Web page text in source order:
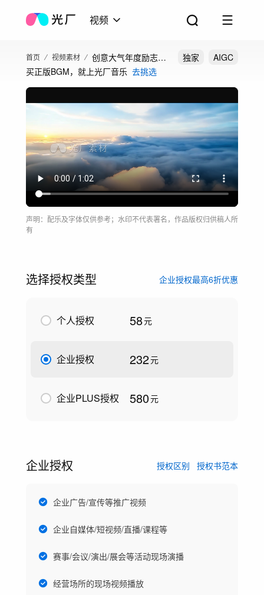
视频
首页 视频素材
创意大气年度励志短
片开场片头年度回顾
独家
AIGC
买正版BGM，就上光厂音乐 去挑选
声明：配乐及字体仅供参考；水印不代表署名，作品版权归供稿人所
有
选择授权类型 企业授权最高6折优惠
个人授权 58元
企业授权 232元
企业PLUS授权 580元
企业授权 授权区别 授权书范本
企业广告/宣传等推广视频
企业自媒体/短视频/直播/课程等
赛事/会议/演出/展会等活动现场演播
经营场所的现场视频播放